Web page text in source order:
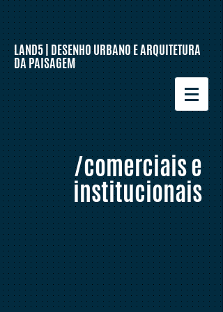
LAND5 | DESENHO URBANO E ARQUITETURA
DA PAISAGEM
/comerciais e
institucionais